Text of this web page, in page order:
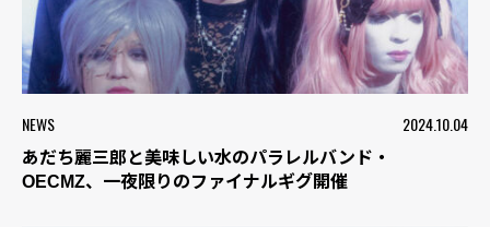
NEWS 2024.10.04
あだち麗三郎と美味しい水のパラレルバンド・
OECMZ、一夜限りのファイナルギグ開催